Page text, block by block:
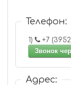
Телефон:
1)
Звонок
Адрес: